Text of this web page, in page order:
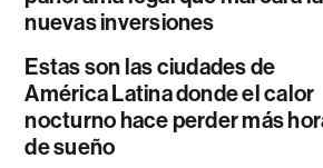
nuevas inversiones
Estas son las ciudades de
América Latina donde el calor
nocturno hace perder más
de sueño